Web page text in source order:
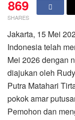
869
SHARES
Jakarta, 15 Mei
Indonesia telah
Mei 2026 dengan
diajukan oleh
Putra Matahari
pokok amar
Pemohon dan